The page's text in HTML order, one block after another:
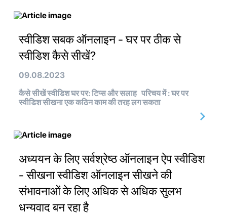
स्वीडिश सबक ऑनलाइन - घर पर ठीक से
स्वीडिश कैसे सीखें?
09.08.2023
कैसे सीखें स्वीडिश घर पर: टिप्स और सलाह परिचय में : घर पर
स्वीडिश सीखना एक कठिन काम की तरह लग सकता
अध्ययन के लिए सर्वश्रेष्ठ ऑनलाइन ऐप स्वीडिश
- सीखना स्वीडिश ऑनलाइन सीखने की
संभावनाओं के लिए अधिक से अधिक सुलभ
धन्यवाद बन रहा है